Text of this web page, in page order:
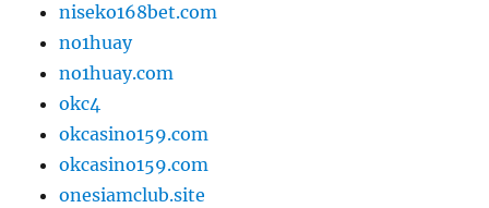
niseko168bet.com
no1huay
no1huay.com
okc4
okcasino159.com
okcasino159.com
onesiamclub.site